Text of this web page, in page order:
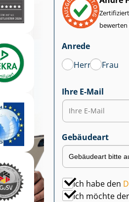
Anrede
Herr
Frau
Ihre E-Mail
Gebäudeart
Ich habe den
Ich möchte